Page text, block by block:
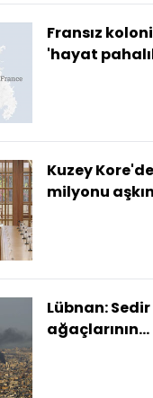
Fransız
'hayat
Kuzey Kore'de
milyonu
Lübnan: Sedir
ağaçlarının